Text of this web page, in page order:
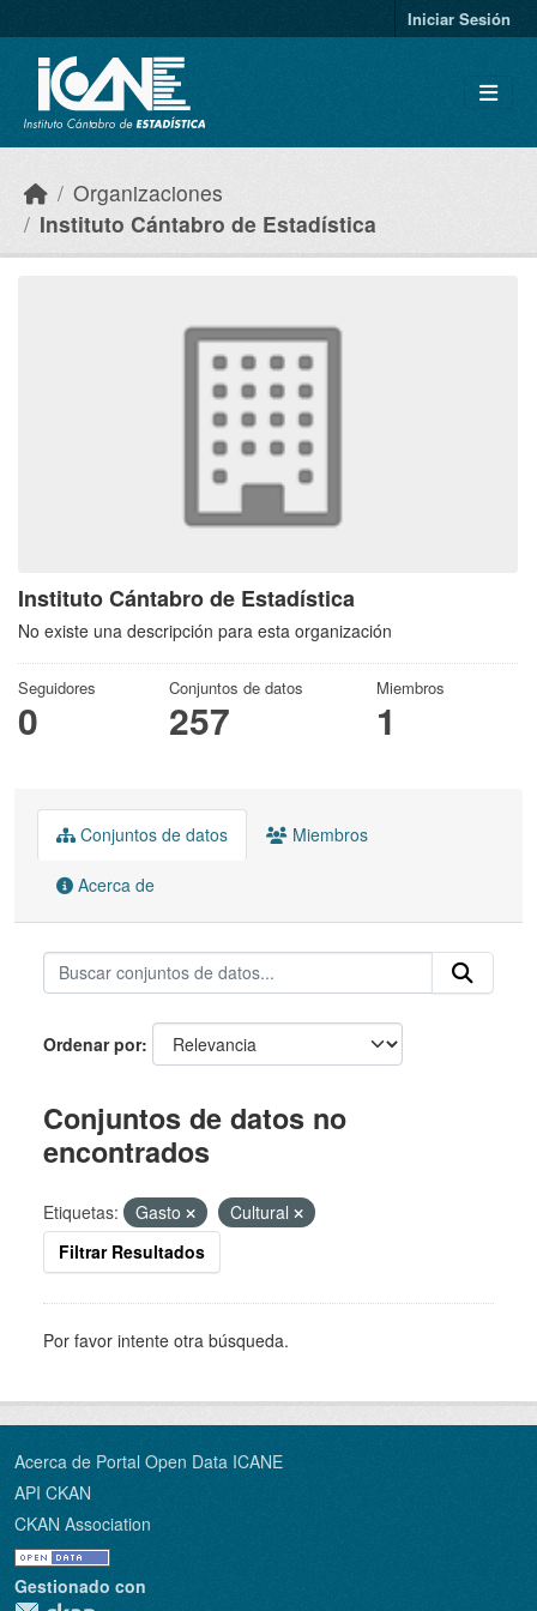
Iniciar Sesión
Organizaciones
Instituto Cántabro de Estadística
Instituto Cántabro de Estadística
No existe una descripción para esta organización
Seguidores
0
Conjuntos de datos
257
Miembros
1
Conjuntos de datos Miembros
Acerca de
Ordenar por
Conjuntos de datos no
encontrados
Etiquetas: Gasto
Cultural
Filtrar Resultados
Por favor intente otra búsqueda.
Acerca de Portal Open Data ICANE
API CKAN
CKAN Association
Gestionado con